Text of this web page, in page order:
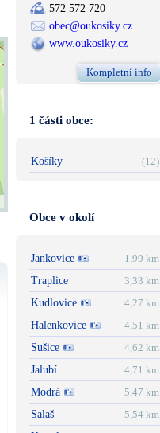
572 572 720
obec@oukosiky.cz
www.oukosiky.cz
Kompletní info
1 části obce:
Košíky (12)
Obce v okolí
Jankovice
1,99 km
Traplice
3,33 km
Kudlovice
4,27 km
Halenkovice
4,51 km
Sušice
4,62 km
Jalubí
4,71 km
Modrá
5,47 km
Salaš
5,54 km